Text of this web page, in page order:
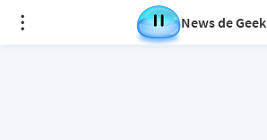
News de Geek